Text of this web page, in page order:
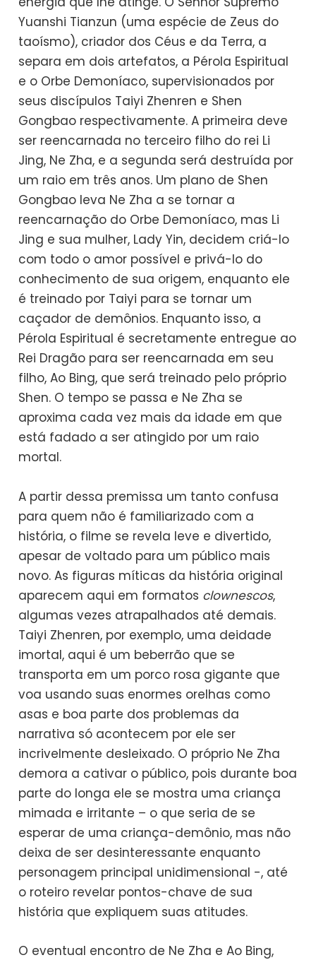
Yuanshi Tianzun (uma espécie de Zeus do
taoísmo), criador dos Céus e da Terra, a
separa em dois artefatos, a Pérola Espiritual
e o Orbe Demoníaco, supervisionados por
seus discípulos Taiyi Zhenren e Shen
Gongbao respectivamente. A primeira deve
ser reencarnada no terceiro filho do rei Li
Jing, Ne Zha, e a segunda será destruída por
um raio em três anos. Um plano de Shen
Gongbao leva Ne Zha a se tornar a
reencarnação do Orbe Demoníaco, mas Li
Jing e sua mulher, Lady Yin, decidem criá-lo
com todo o amor possível e privá-lo do
conhecimento de sua origem, enquanto ele
é treinado por Taiyi para se tornar um
caçador de demônios. Enquanto isso, a
Pérola Espiritual é secretamente entregue ao
Rei Dragão para ser reencarnada em seu
filho, Ao Bing, que será treinado pelo próprio
Shen. O tempo se passa e Ne Zha se
aproxima cada vez mais da idade em que
está fadado a ser atingido por um raio
mortal.
A partir dessa premissa um tanto confusa
para quem não é familiarizado com a
história, o filme se revela leve e divertido,
apesar de voltado para um público mais
novo. As figuras míticas da história original
aparecem aqui em formatos clownescos,
algumas vezes atrapalhados até demais.
Taiyi Zhenren, por exemplo, uma deidade
imortal, aqui é um beberrão que se
transporta em um porco rosa gigante que
voa usando suas enormes orelhas como
asas e boa parte dos problemas da
narrativa só acontecem por ele ser
incrivelmente desleixado. O próprio Ne Zha
demora a cativar o público, pois durante boa
parte do longa ele se mostra uma criança
mimada e irritante – o que seria de se
esperar de uma criança-demônio, mas não
deixa de ser desinteressante enquanto
personagem principal unidimensional -, até
o roteiro revelar pontos-chave de sua
história que expliquem suas atitudes.
O eventual encontro de Ne Zha e Ao Bing,